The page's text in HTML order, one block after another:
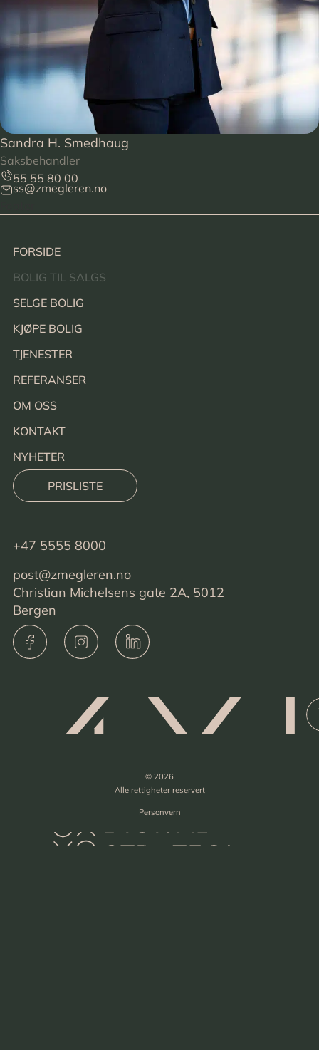
Sandra H. Smedhaug
Saksbehandler
55 55 80 00
ss@zmegleren.no
FORSIDE
BOLIG TIL SALGS
SELGE BOLIG
KJØPE BOLIG
TJENESTER
REFERANSER
OM OSS
KONTAKT
NYHETER
PRISLISTE
+47 5555 8000
post@zmegleren.no
Christian Michelsens gate 2A, 5012
Bergen
© 2026
Alle rettigheter reservert
Personvern